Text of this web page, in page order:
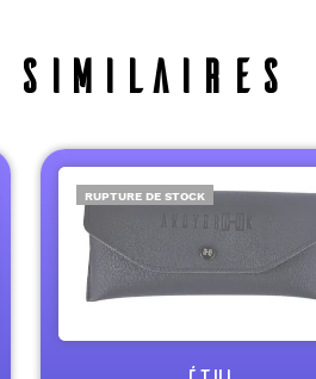
SIMILAIRES
RUPTURE DE STOCK